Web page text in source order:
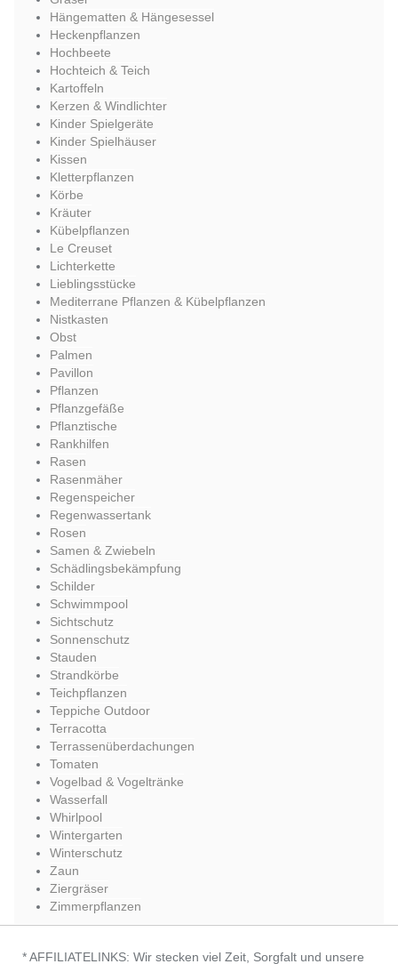
Hängematten & Hängesessel
Heckenpflanzen
Hochbeete
Hochteich & Teich
Kartoffeln
Kerzen & Windlichter
Kinder Spielgeräte
Kinder Spielhäuser
Kissen
Kletterpflanzen
Körbe
Kräuter
Kübelpflanzen
Le Creuset
Lichterkette
Lieblingsstücke
Mediterrane Pflanzen & Kübelpflanzen
Nistkasten
Obst
Palmen
Pavillon
Pflanzen
Pflanzgefäße
Pflanztische
Rankhilfen
Rasen
Rasenmäher
Regenspeicher
Regenwassertank
Rosen
Samen & Zwiebeln
Schädlingsbekämpfung
Schilder
Schwimmpool
Sichtschutz
Sonnenschutz
Stauden
Strandkörbe
Teichpflanzen
Teppiche Outdoor
Terracotta
Terrassenüberdachungen
Tomaten
Vogelbad & Vogeltränke
Wasserfall
Whirlpool
Wintergarten
Winterschutz
Zaun
Ziergräser
Zimmerpflanzen
* AFFILIATELINKS: Wir stecken viel Zeit, Sorgfalt und unsere